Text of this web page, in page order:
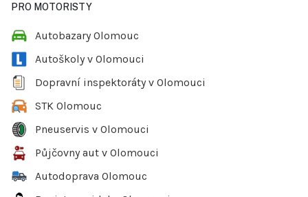
PRO MOTORISTY
Autobazary Olomouc
Autoškoly v Olomouci
Dopravní inspektoráty v Olomouci
STK Olomouc
Pneuservis v Olomouci
Půjčovny aut v Olomouci
Autodoprava Olomouc